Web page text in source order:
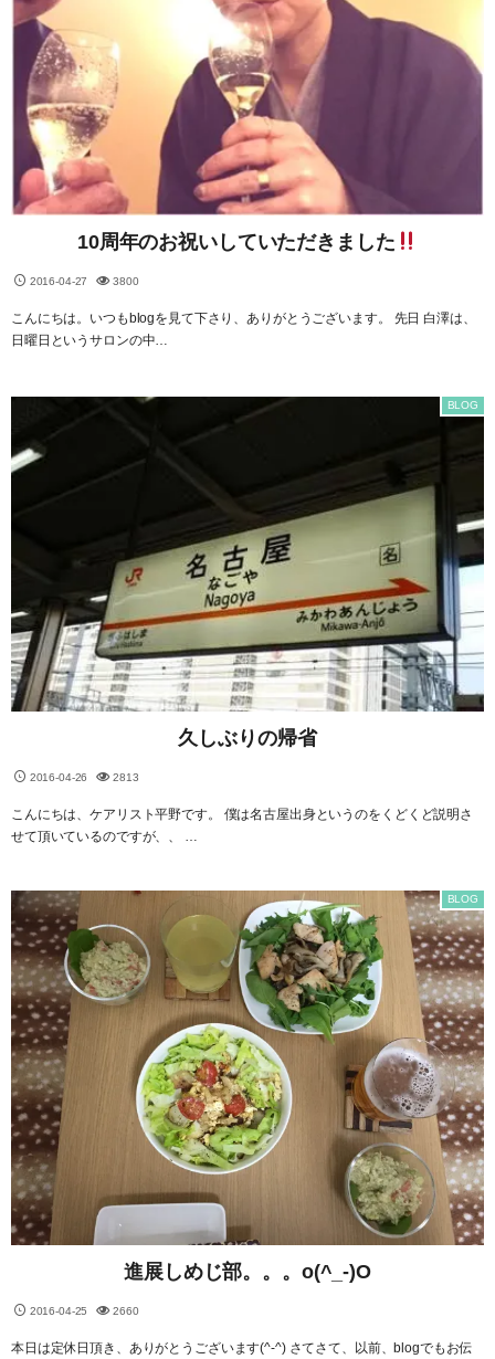
10周年のお祝いしていただきました
2016-04-27 3800
こんにちは。いつもblogを見て下さり、ありがとうございます。 先日 白澤は、
日曜日というサロンの中…
久しぶりの帰省
2016-04-26
BLOG
2813
こんにちは、ケアリスト平野です。 僕は名古屋出身というのをくどくど説明さ
せて頂いているのですが、、 …
進展しめじ部。。。o(^_-)O
2016-04-25
BLOG
2660
本日は定休日頂き、ありがとうございます(^-^) さてさて、以前、blogでもお伝